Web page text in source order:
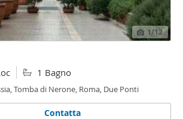
1/12
1 Bagno
Tomba di Nerone, Roma, Due Ponti
Contatta